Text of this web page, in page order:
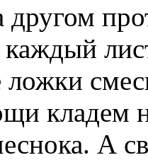
другом
каждый
ложки
кладем
А